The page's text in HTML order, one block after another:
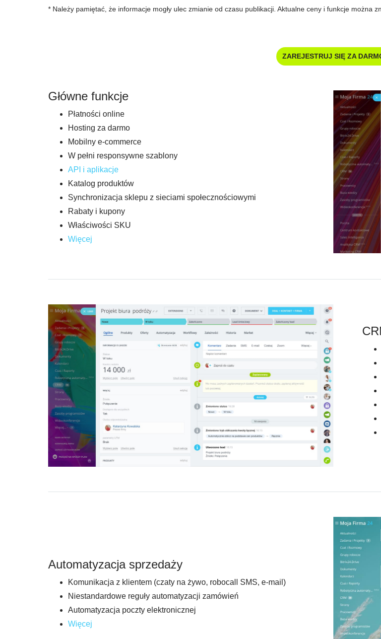
* Należy pamiętać, że informacje mogły ulec zmianie od czasu publikacji. Aktualne ceny i funkcje można
ZAREJESTRUJ SIĘ ZA
Główne funkcje
Płatności online
Hosting za darmo
Mobilny e-commerce
W pełni responsywne szablony
API i aplikacje
Katalog produktów
Synchronizacja sklepu z sieciami społecznościowymi
Rabaty i kupony
Właściwości SKU
Więcej
Automatyzacja sprzedaży
Komunikacja z klientem (czaty na żywo, robocall SMS, e-mail)
Niestandardowe reguły automatyzacji zamówień
Automatyzacja poczty elektronicznej
Więcej